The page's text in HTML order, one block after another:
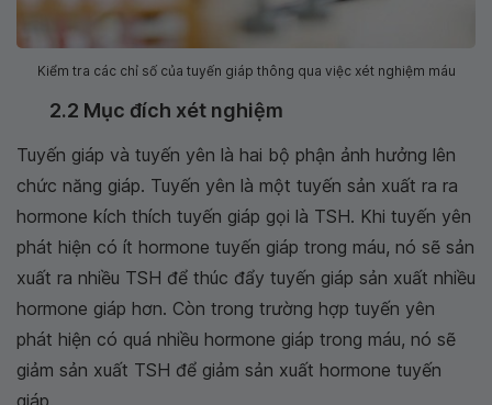
Kiểm tra các chỉ số của tuyến giáp thông qua việc xét nghiệm máu
2.2 Mục đích xét nghiệm
Tuyến giáp và tuyến yên là hai bộ phận ảnh hưởng lên
chức năng giáp. Tuyến yên là một tuyến sản xuất ra ra
hormone kích thích tuyến giáp gọi là TSH. Khi tuyến yên
phát hiện có ít hormone tuyến giáp trong máu, nó sẽ sản
xuất ra nhiều TSH để thúc đẩy tuyến giáp sản xuất nhiều
hormone giáp hơn. Còn trong trường hợp tuyến yên
phát hiện có quá nhiều hormone giáp trong máu, nó sẽ
giảm sản xuất TSH để giảm sản xuất hormone tuyến